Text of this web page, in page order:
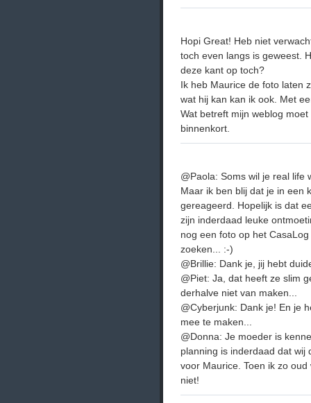
Hopi Great! Heb niet
toch even langs is geweest.
deze kant op toch?
Ik heb Maurice de foto laten
wat hij kan kan ik ook. Met
Wat betreft mijn weblog
binnenkort.
@Paola: Soms wil je real life
Maar ik ben blij dat je in een
gereageerd. Hopelijk is dat
zijn inderdaad leuke
nog een foto op het
zoeken... :-)
@Brillie: Dank je, jij hebt
@Piet: Ja, dat heeft ze slim
derhalve niet van maken...
@Cyberjunk: Dank je! En je
mee te maken...
@Donna: Je moeder is
planning is inderdaad dat wij
voor Maurice. Toen ik zo
niet!